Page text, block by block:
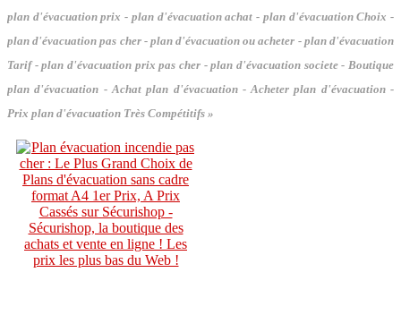
plan d'évacuation prix - plan d'évacuation achat - plan d'évacuation Choix -
plan d'évacuation pas cher - plan d'évacuation ou acheter - plan d'évacuation
Tarif - plan d'évacuation prix pas cher - plan d'évacuation societe - Boutique
plan d'évacuation - Achat plan d'évacuation - Acheter plan d'évacuation -
Prix plan d'évacuation Très Compétitifs »